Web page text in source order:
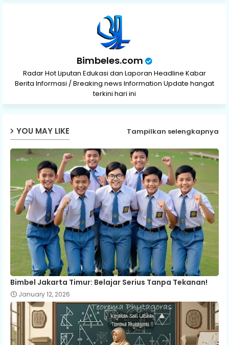
Bimbeles.com
Radar Hot Liputan Edukasi dan Laporan Headline Kabar
Berita Informasi / Breaking news Information Update hangat
terkini hari ini
YOU MAY LIKE Tampilkan selengkapnya
Bimbel Jakarta Timur: Belajar Serius Tanpa Tekanan!
January 12, 2026